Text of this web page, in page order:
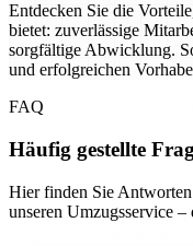
Entdecken Sie die
bietet: zuverlässige
sorgfältige Abwicklung.
und erfolgreichen
FAQ
Häufig gestellte
Hier finden Sie
unseren Umzugsservice –